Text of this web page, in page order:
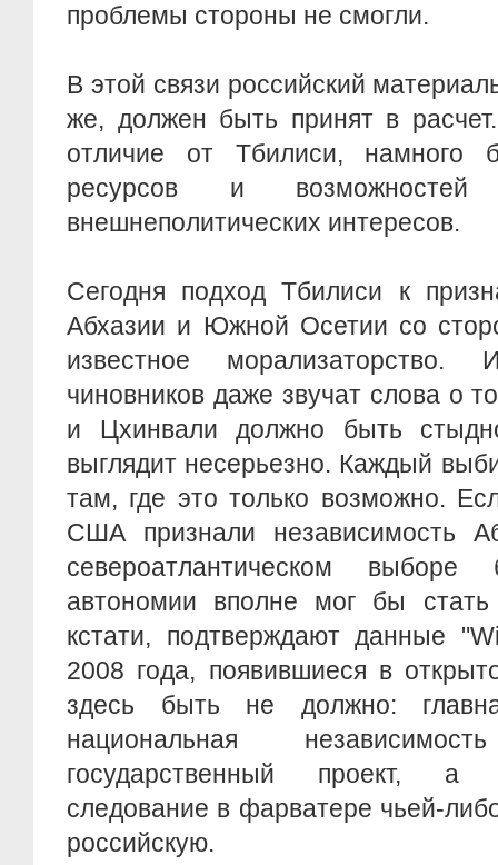
проблемы стороны не смогли.
В этой связи российский
же, должен быть принят в
отличие от Тбилиси, намного
ресурсов и
внешнеполитических интересов.
Сегодня подход Тбилиси к
Абхазии и Южной Осетии со
известное морализаторство.
чиновников даже звучат слова о
и Цхинвали должно быть
выглядит несерьезно. Каждый
там, где это только возможно.
США признали независимость
североатлантическом выборе
автономии вполне мог бы
кстати, подтверждают данные
2008 года, появившиеся в
здесь быть не должно:
национальная
государственный проект, а
следование в фарватере чьей-
российскую.